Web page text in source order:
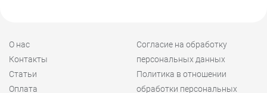
О нас
Контакты
Статьи
Оплата
Согласие на обработку
персональных данных
Политика в отношении
обработки персональных